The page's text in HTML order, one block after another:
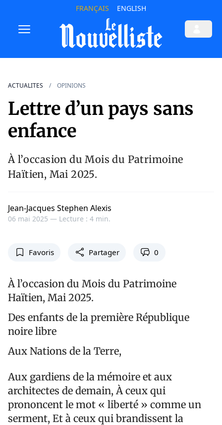
FRANÇAIS ENGLISH
ACTUALITES OPINIONS
Lettre d’un pays sans
enfance
À l’occasion du Mois du Patrimoine
Haïtien, Mai 2025.
Jean-Jacques Stephen Alexis
06 mai 2025 — Lecture : 4 min.
Favoris Partager 0
À l’occasion du Mois du Patrimoine
Haïtien, Mai 2025.
Des enfants de la première République
noire libre
Aux Nations de la Terre,
Aux gardiens de la mémoire et aux
architectes de demain, À ceux qui
prononcent le mot « liberté » comme un
serment, Et à ceux qui brandissent la